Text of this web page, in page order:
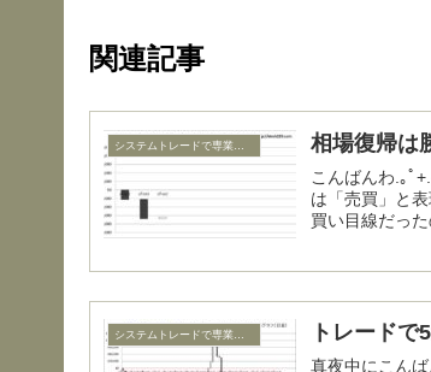
関連記事
システムトレードで専業トレーダー復帰 相場復帰は
こんばんわ.｡ﾟ+.(･∀･)ﾟ+.ﾟ 昨夜は久しぶりにトレー
は「売買」と
買い目線だっ
システムトレードで専業トレーダー復帰 トレード
真夜中にこんばんわ(´･ω･｀) トレードで5連敗を